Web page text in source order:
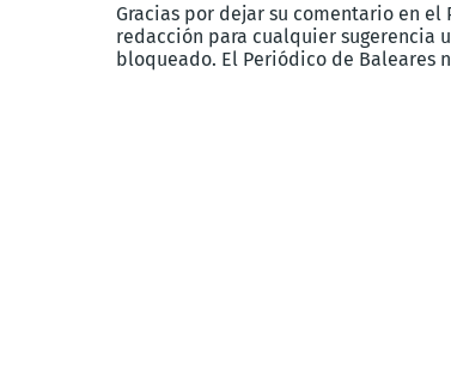
Gracias por dejar su comentario en
redacción para cualquier sugerencia
bloqueado. El Periódico de Baleares